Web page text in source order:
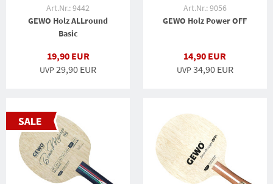
Art.Nr.: 9442
GEWO Holz ALLround
Basic
19,90 EUR
UVP29,90 EUR
Art.Nr.: 9056
GEWO Holz Power OFF
14,90 EUR
UVP34,90 EUR